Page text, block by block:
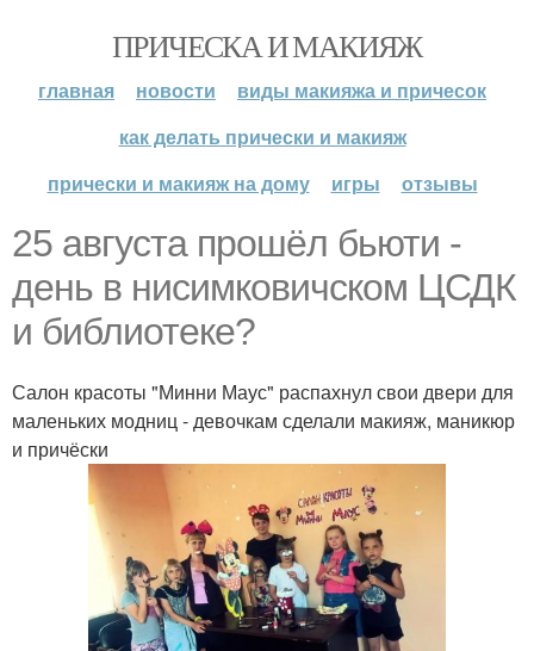
ПРИЧЕСКА И МАКИЯЖ
главная новости
виды макияжа и причесок
как делать прически и макияж
прически и макияж на дому
игры отзывы
25 августа прошёл бьюти -
день в нисимковичском ЦСДК
и библиотеке?
Салон красоты "Минни Маус" распахнул свои двери для
маленьких модниц - девочкам сделали макияж, маникюр
и причёски